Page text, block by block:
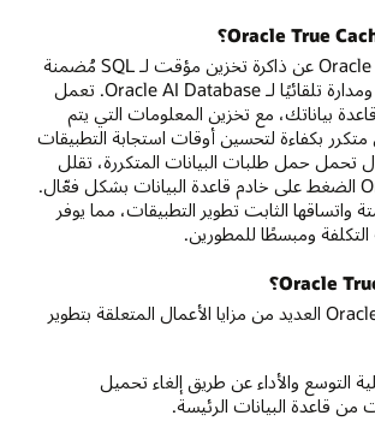
تمثل Oracle True Cache عن ذاكرة تخزين مؤقت لـ SQL مُضمنة
في الذاكرة ومتسقة ومدارة تلقائيًا لـ Oracle AI Database. تعمل
بياناتك، مع تخزين المعلومات التي يتم
بكفاءة لتحسين أوقات استجابة التطبيقات
تحمل حمل طلبات البيانات المتكررة، تقلل
Oracle True Cache الضغط على خادم قاعدة البيانات بشكل فعّال.
واتساقها الثابت تطوير التطبيقات، مما يوفر
التكلفة ومبسطًا للمطورين.
توفر Oracle True Cache العديد من مزايا الأعمال المتعلقة بتطوير
التوسع والأداء عن طريق إلغاء تحميل
من قاعدة البيانات الرئيسة.